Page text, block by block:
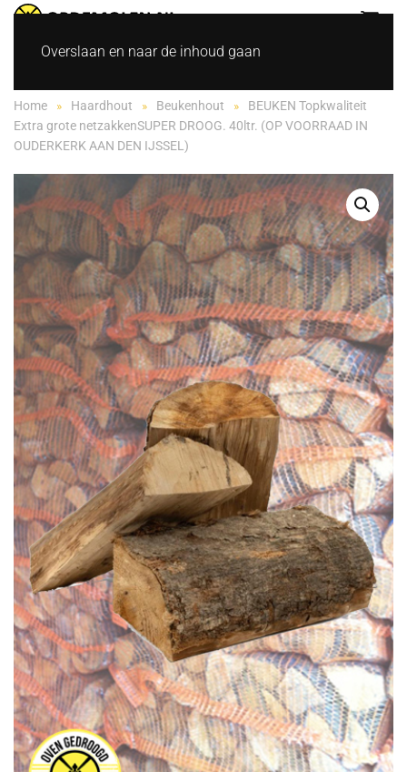
Overslaan en naar de inhoud gaan
Home Haardhout Beukenhout
BEUKEN Topkwaliteit
Extra grote netzakkenSUPER DROOG. 40ltr. (OP VOORRAAD IN
OUDERKERK AAN DEN IJSSEL)